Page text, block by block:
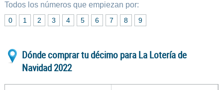
Todos los números que empiezan por:
0 1 2 3 4 5 6 7 8 9
Dónde comprar tu décimo para La Lotería de
Navidad 2022